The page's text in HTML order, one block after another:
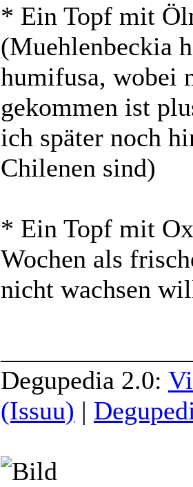
* Ein Topf mit
(Muehlenbeckia
humifusa, wobei
gekommen ist
ich später noch
Chilenen sind)
* Ein Topf mit
Wochen als
nicht wachsen
Degupedia 2.0:
(Issuu) |